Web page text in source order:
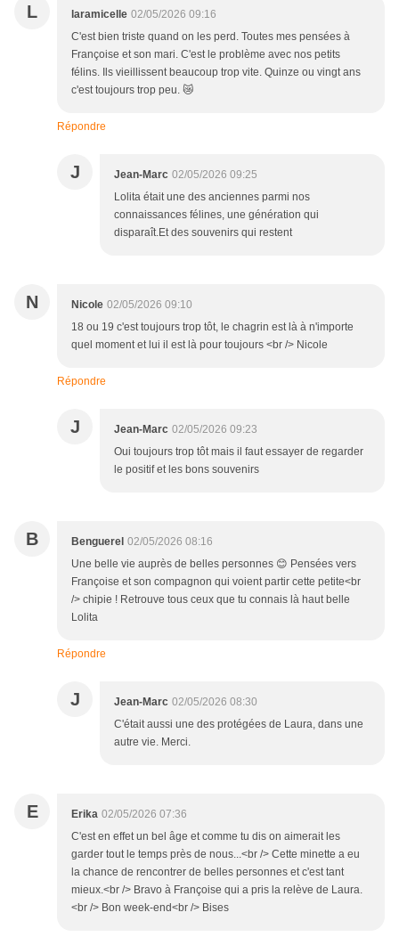
L laramicelle 02/05/2026 09:16
C'est bien triste quand on les perd. Toutes mes pensées à
Françoise et son mari. C'est le problème avec nos petits
félins. Ils vieillissent beaucoup trop vite. Quinze ou vingt ans
c'est toujours trop peu. 😿
Répondre
J Jean-Marc 02/05/2026 09:25
Lolita était une des anciennes parmi nos
connaissances félines, une génération qui
disparaît.Et des souvenirs qui restent
N Nicole 02/05/2026 09:10
18 ou 19 c'est toujours trop tôt, le chagrin est là à n'importe
quel moment et lui il est là pour toujours <br /> Nicole
Répondre
J Jean-Marc 02/05/2026 09:23
Oui toujours trop tôt mais il faut essayer de regarder
le positif et les bons souvenirs
B Benguerel 02/05/2026 08:16
Une belle vie auprès de belles personnes 😊 Pensées vers
Françoise et son compagnon qui voient partir cette petite<br
/> chipie ! Retrouve tous ceux que tu connais là haut belle
Lolita
Répondre
J Jean-Marc 02/05/2026 08:30
C'était aussi une des protégées de Laura, dans une
autre vie. Merci.
E Erika 02/05/2026 07:36
C'est en effet un bel âge et comme tu dis on aimerait les
garder tout le temps près de nous...<br /> Cette minette a eu
la chance de rencontrer de belles personnes et c'est tant
mieux.<br /> Bravo à Françoise qui a pris la relève de Laura.
<br /> Bon week-end<br /> Bises